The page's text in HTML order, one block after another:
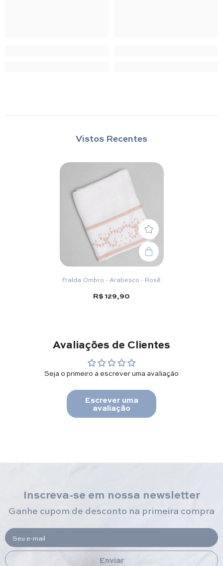
Vistos Recentes
Fralda Ombro - Arabesco - Rosê
R$ 129,90
Avaliações de Clientes
Seja o primeiro a escrever uma avaliação
Escrever uma
avaliação
Inscreva-se em nossa newsletter
Ganhe cupom de desconto na primeira compra
Seu e-mail
Enviar